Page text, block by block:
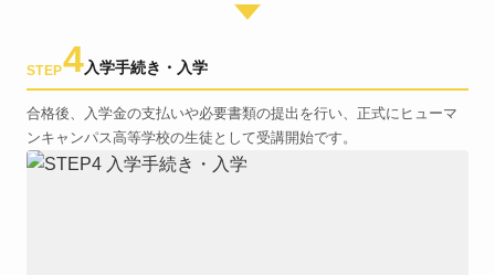
STEP4入学手続き・入学
合格後、入学金の支払いや必要書類の提出を行い、正式にヒューマ
ンキャンパス高等学校の生徒として受講開始です。